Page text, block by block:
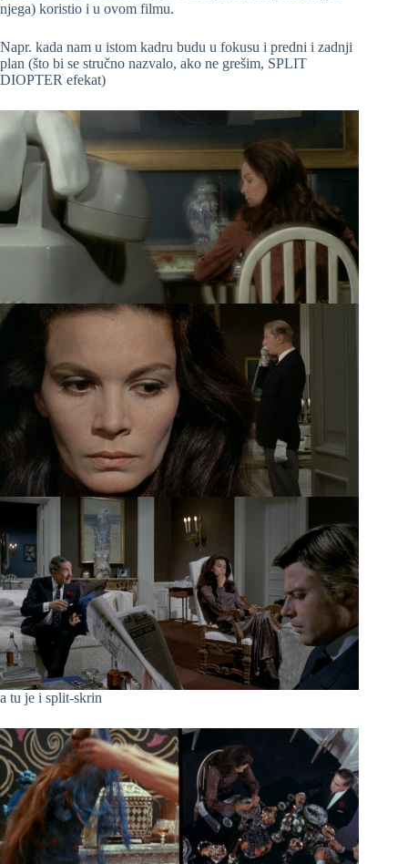
njega) koristio i u ovom filmu.
Napr. kada nam u istom kadru budu u fokusu i predni i zadnji
plan (što bi se stručno nazvalo, ako ne grešim, SPLIT
DIOPTER efekat)
a tu je i split-skrin